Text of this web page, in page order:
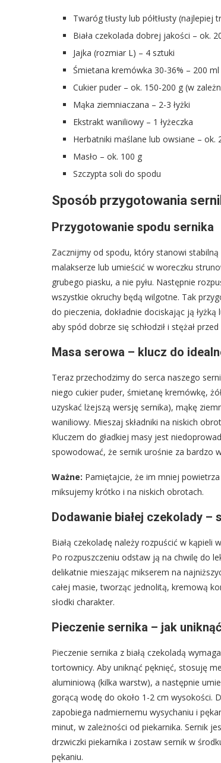
Twaróg tłusty lub półtłusty (najlepiej
Biała czekolada dobrej jakości – ok.
Jajka (rozmiar L) – 4 sztuki
Śmietana kremówka 30-36% – 200 ml
Cukier puder – ok. 150-200 g (w
Mąka ziemniaczana – 2-3 łyżki
Ekstrakt waniliowy – 1 łyżeczka
Herbatniki maślane lub owsiane – ok.
Masło – ok. 100 g
Szczypta soli do spodu
Sposób przygotowania
Przygotowanie spodu sernika
Zacznijmy od spodu, który stanowi
malakserze lub umieścić w woreczku
grubego piasku, a nie pyłu. Następnie
wszystkie okruchy będą wilgotne. Tak
do pieczenia, dokładnie dociskając ją
aby spód dobrze się schłodził i stężał
Masa serowa – klucz do
Teraz przechodzimy do serca naszego
niego cukier puder, śmietanę kremówkę,
uzyskać lżejszą wersję sernika), mąkę
waniliowy. Mieszaj składniki na niskich
Kluczem do gładkiej masy jest
spowodować, że sernik urośnie za bardzo
Ważne: Pamiętajcie, że im mniej
miksujemy krótko i na niskich obrotach.
Dodawanie białej czekolady –
Białą czekoladę należy rozpuścić w
Po rozpuszczeniu odstaw ją na chwilę do
delikatnie mieszając mikserem na
całej masie, tworząc jednolitą, kremową
słodki charakter.
Pieczenie sernika – jak
Pieczenie sernika z białą czekoladą
tortownicy. Aby uniknąć pęknięć, stosuję
aluminiową (kilka warstw), a następnie
gorącą wodę do około 1-2 cm wysokości.
zapobiega nadmiernemu wysychaniu i
minut, w zależności od piekarnika. Sernik
drzwiczki piekarnika i zostaw sernik w
pękaniu.